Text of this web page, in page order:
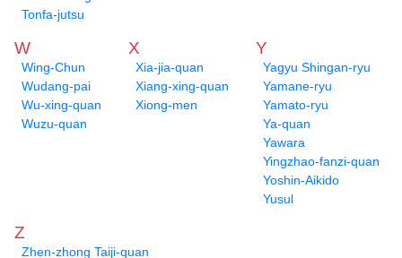
Tonfa-jutsu
W
Wing-Chun
Wudang-pai
Wu-xing-quan
Wuzu-quan
X
Xia-jia-quan
Xiang-xing-quan
Xiong-men
Y
Yagyu Shingan-ryu
Yamane-ryu
Yamato-ryu
Ya-quan
Yawara
Yingzhao-fanzi-quan
Yoshin-Aikido
Yusul
Z
Zhen-zhong Taiji-quan